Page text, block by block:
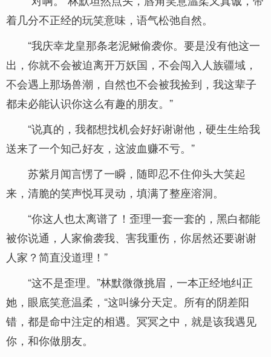
着几分不正经的玩笑意味，语气松弛自然。
“我庆幸龙皇那条老泥鳅偷袭你。要是没有他这一
出，你就不会被迫离开万妖国，不会闯入人族疆域，
不会遇上那场兽潮，自然也不会被我捡到，我这辈子
都未必能认识你这么有趣的朋友。”
“说真的，我都想找机会好好谢谢他，硬生生给我
送来了一个知己好友，这波血赚不亏。”
苏紫月闻言愣了一瞬，随即忍不住仰头大笑起
来，清脆的笑声悦耳灵动，填满了整座溶洞。
“你这人也太离谱了！歪理一套一套的，黑白都能
被你说通，人家偷袭我、害我重伤，你居然还要谢谢
人家？简直没道理！”
“这不是歪理。”林默微微挑眉，一本正经地纠正
她，眼底笑意温柔，“这叫缘分天定。所有的阴差阳
错，都是命中注定的相遇。冥冥之中，就是该我遇见
你，和你做朋友。